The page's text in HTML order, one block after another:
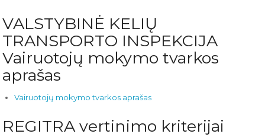
VALSTYBINĖ KELIŲ
TRANSPORTO INSPEKCIJA
Vairuotojų mokymo tvarkos
aprašas
Vairuotojų mokymo tvarkos aprašas
REGITRA vertinimo kriterijai